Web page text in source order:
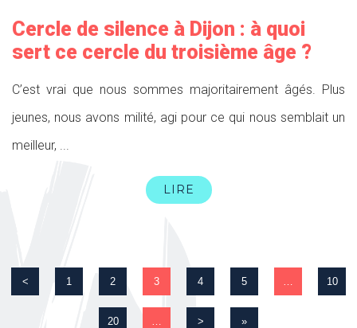
Cercle de silence à Dijon : à quoi
sert ce cercle du troisième âge ?
C’est vrai que nous sommes majoritairement âgés. Plus
jeunes, nous avons milité, agi pour ce qui nous semblait un
meilleur, ...
LIRE
< 1 2 3 4 5 … 10
20 … > »